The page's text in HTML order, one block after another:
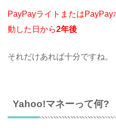
PayPayライトまたは
動した日から2年後
それだけあれば十分ですね。
Yahoo!マネーって何?